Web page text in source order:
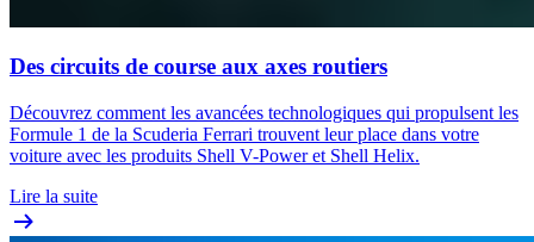
Des circuits de course aux axes routiers
Découvrez comment les avancées technologiques qui propulsent les
Formule 1 de la Scuderia Ferrari trouvent leur place dans votre
voiture avec les produits Shell V-Power et Shell Helix.
Lire la suite